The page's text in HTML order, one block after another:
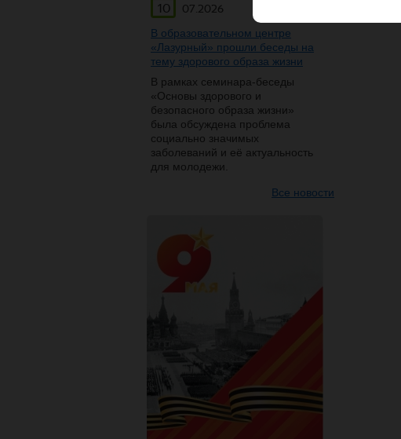
10
07.2026
В образовательном центре
«Лазурный» прошли беседы на
тему здорового образа жизни
В рамках семинара-беседы
«Основы здорового и
безопасного образа жизни»
была обсуждена проблема
социально значимых
заболеваний и её актуальность
для молодежи.
Все новости